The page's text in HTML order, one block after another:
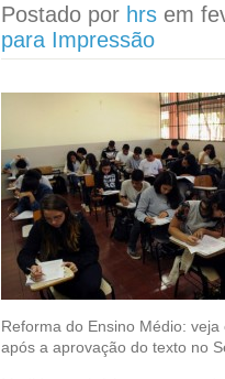
Postado por hrs em
para Impressão
Reforma do Ensino Médio: veja
após a aprovação do texto no